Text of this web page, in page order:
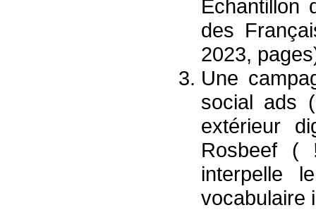
Échantillon
des
2023,
Une
social ads
extérieur
Rosbeef (
interpelle
vocabulaire